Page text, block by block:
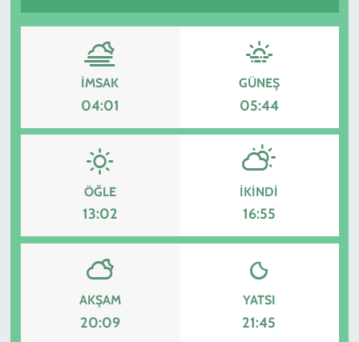
İMSAK
04:01
GÜNEŞ
05:44
ÖĞLE
13:02
İKINDI
16:55
AKŞAM
20:09
YATSI
21:45